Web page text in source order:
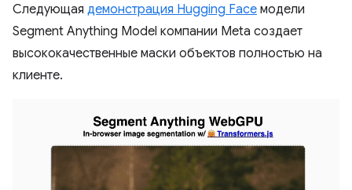
Следующая демонстрация Hugging Face модели
Segment Anything Model компании Meta создает
высококачественные маски объектов полностью на
клиенте.